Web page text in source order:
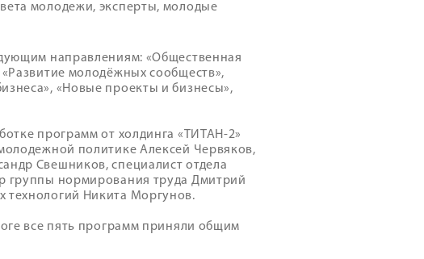
молодежи, эксперты, молодые
направлениям: «Общественная
молодёжных сообществ»,
«Новые проекты и бизнесы»,
программ от холдинга «ТИТАН-2»
политике Алексей Червяков,
Свешников, специалист отдела
группы нормирования труда Дмитрий
технологий Никита Моргунов.
все пять программ приняли общим